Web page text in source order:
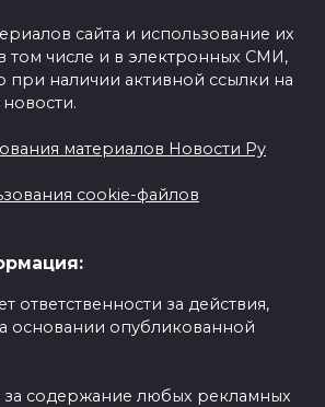
сайта и использование их
том числе и в электронных СМИ,
при наличии активной ссылки на
материалов Новости Ру
cookie-файлов
ответственности за действия,
основании опубликованной
за содержание любых рекламных